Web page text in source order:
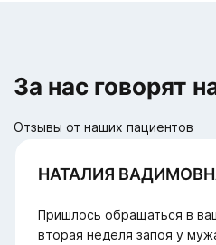
За нас говорят
Отзывы от наших пациентов
НАТАЛИЯ
Пришлось обращаться в
вторая неделя запоя у